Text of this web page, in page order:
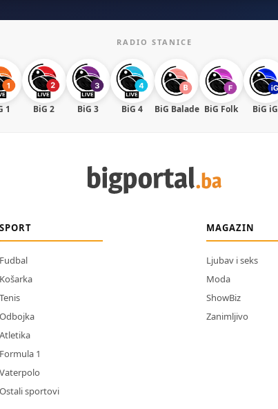
RADIO STANICE
1 BiG 2 BiG 3 BiG 4 BiG Balade BiG Folk BiG iG
SPORT
Fudbal
Košarka
Tenis
Odbojka
Atletika
Formula 1
Vaterpolo
Ostali sportovi
MAGAZIN
Ljubav i seks
Moda
ShowBiz
Zanimljivo